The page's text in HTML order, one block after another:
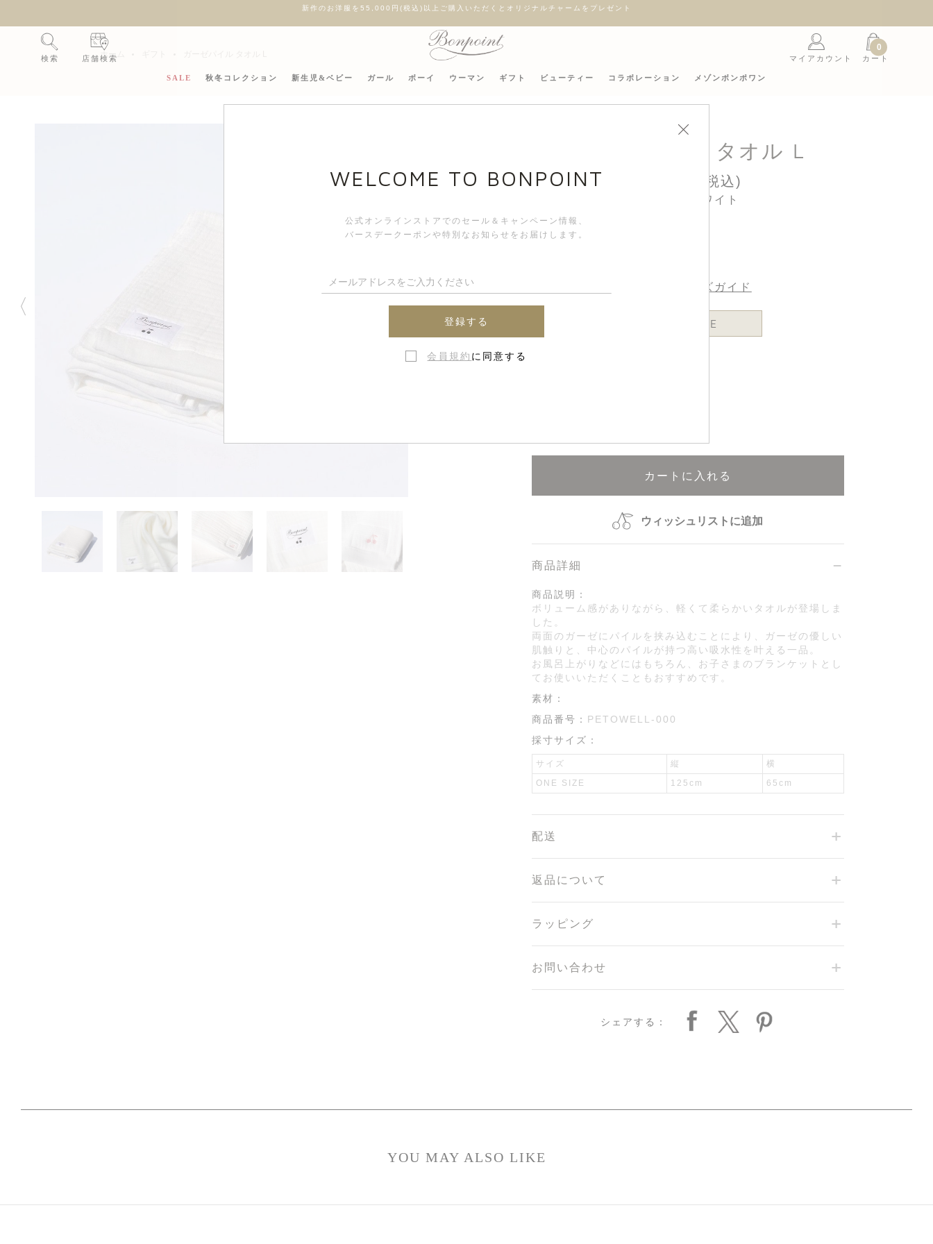
新作のお洋服を55,000円(税込)以上ご購入いただくとオリジナルチャームをプレゼント
検索 店舗検索 マイアカウント
0
カート
SALE 秋冬コレクション 新生児&ベビー ガール ボーイ ウーマン ギフト ビューティー コラボレーション メゾンボンポワン
ホーム
ガーゼパイル タオル L
11,000円(税込)
カラー : ホワイト
サイズガイド
ONE SIZE
カートに入れる
ウィッシュリストに追加
商品詳細
商品説明：
ボリューム感がありながら、軽くて柔らかいタオルが登場しま
した。
両面のガーゼにパイルを挟み込むことにより、ガーゼの優しい
肌触りと、中心のパイルが持つ高い吸水性を叶える一品。
お風呂上がりなどにはもちろん、お子さまのブランケットとし
てお使いいただくこともおすすめです。
素材：
商品番号： PETOWELL-000
採寸サイズ：
サイズ 縦
横
ONE SIZE
125cm 65cm
配送
返品について
ラッピング
お問い合わせ
シェアする：
YOU MAY ALSO LIKE
WELCOME TO BONPOINT
公式オンラインストアでのセール＆キャンペーン情報、
バースデークーポンや特別なお知らせをお届けします。
登録する
会員規約 に同意する